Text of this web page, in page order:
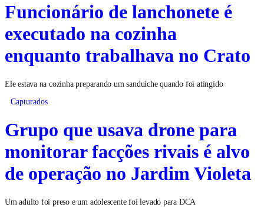
Funcionário de lanchonete é
executado na cozinha
enquanto trabalhava no Crato
Ele estava na cozinha preparando um sanduíche quando foi atingido
Capturados
Grupo que usava drone para
monitorar facções rivais é alvo
de operação no Jardim Violeta
Um adulto foi preso e um adolescente foi levado para DCA